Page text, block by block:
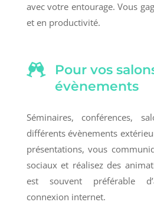
avec votre entourage. Vous
et en productivité.

Pour vos
évènements
Séminaires, conférences,
différents évènements
présentations, vous
sociaux et réalisez des
est souvent préférable
connexion internet.